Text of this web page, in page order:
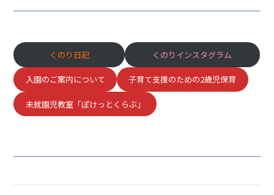
くのり日記
園の概要
アクセス
くのり日記 くのりインスタグラム
入園のご案内について 子育て支援のための2歳児保育
未就園児教室「ぽけっとくらぶ」